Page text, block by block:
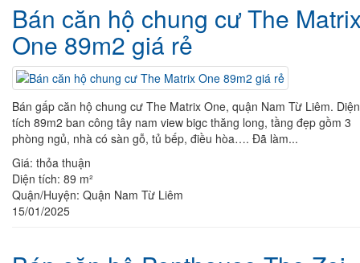
Bán căn hộ chung cư The
One 89m2 giá rẻ
Bán gấp căn hộ chung cư The Matrix One, quận Nam Từ Liêm. Diện
tích 89m2 ban công tây nam view bigc thăng long, tầng đẹp gồm 3
phòng ngủ, nhà có sàn gỗ, tủ bếp, điều hòa…. Đã làm...
Giá: thỏa thuận
Diện tích: 89 m²
Quận/Huyện: Quận Nam Từ Liêm
15/01/2025